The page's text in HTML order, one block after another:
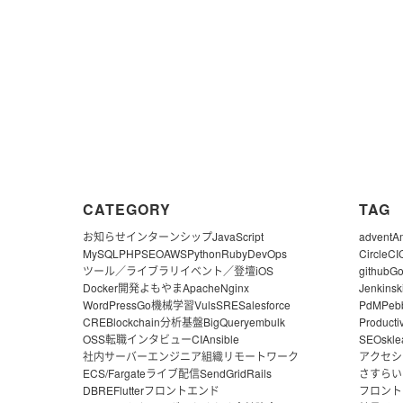
CATEGORY
お知らせインターンシップJavaScript
MySQL PHPSEOAWSPythonRubyDevOps
ツール／ライブラリイベント／登壇iOS
Docker開発よもやまApacheNginx
WordPressGo機械学習VulsSRESalesforce
CREBlockchain分析基盤BigQueryembulk
OSS転職インタビューCIAnsible
社内サーバーエンジニア組織リモートワーク
ECS/Fargateライブ配信SendGridRails
DBREFlutterフロントエンド
TAG
advent
CircleCI
githubGo
Jenkins
PdM
SEO
アクセ
さすら
フロン